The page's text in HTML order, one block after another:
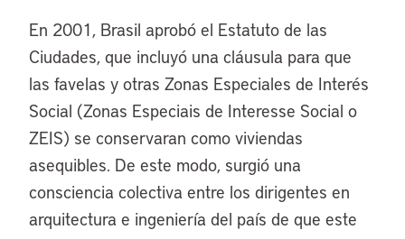
En 2001, Brasil aprobó el Estatuto de las
Ciudades, que incluyó una cláusula para que
las favelas y otras Zonas Especiales de Interés
Social (Zonas Especiais de Interesse Social o
ZEIS) se conservaran como viviendas
asequibles. De este modo, surgió una
consciencia colectiva entre los dirigentes en
arquitectura e ingeniería del país de que este